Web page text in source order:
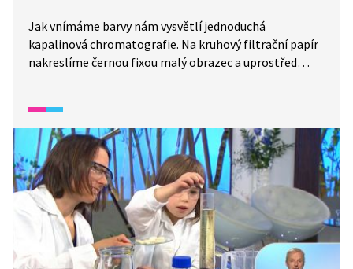
Jak vnímáme barvy nám vysvětlí jednoduchá
kapalinová chromatografie. Na kruhový filtrační papír
nakreslíme černou fixou malý obrazec a uprostřed
kornoutkem do misky se slanou vodou. Pozorujeme
od středu rozbíhající se barvy. Vidíme, že černá se
ve skutečnosti skládá z více barev.